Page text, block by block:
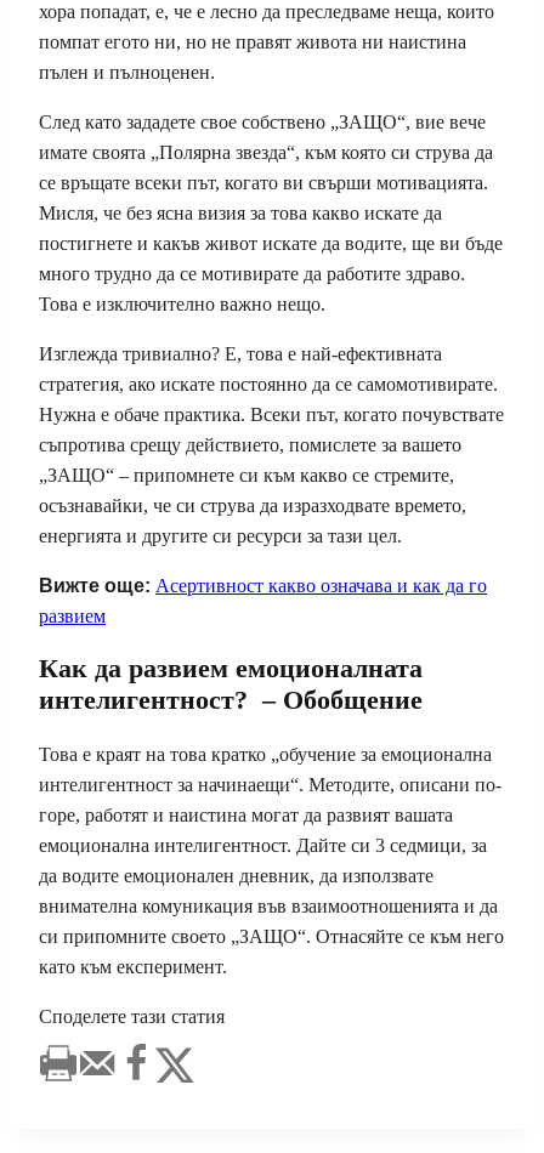
хора попадат, е, че е лесно да преследваме неща, които
помпат егото ни, но не правят живота ни наистина
пълен и пълноценен.
След като зададете свое собствено „ЗАЩО“, вие вече
имате своята „Полярна звезда“, към която си струва да
се връщате всеки път, когато ви свърши мотивацията.
Мисля, че без ясна визия за това какво искате да
постигнете и какъв живот искате да водите, ще ви бъде
много трудно да се мотивирате да работите здраво.
Това е изключително важно нещо.
Изглежда тривиално? Е, това е най-ефективната
стратегия, ако искате постоянно да се самомотивирате.
Нужна е обаче практика. Всеки път, когато почувствате
съпротива срещу действието, помислете за вашето
„ЗАЩО“ – припомнете си към какво се стремите,
осъзнавайки, че си струва да изразходвате времето,
енергията и другите си ресурси за тази цел.
Вижте още: Асертивност какво означава и как да го
развием
Как да развием емоционалната
интелигентност? – Обобщение
Това е краят на това кратко „обучение за емоционална
интелигентност за начинаещи“. Методите, описани по-
горе, работят и наистина могат да развият вашата
емоционална интелигентност. Дайте си 3 седмици, за
да водите емоционален дневник, да използвате
внимателна комуникация във взаимоотношенията и да
си припомните своето „ЗАЩО“. Отнасяйте се към него
като към експеримент.
Споделете тази статия